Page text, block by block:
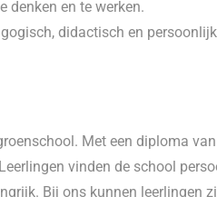
denken en te werken.
didactisch en
Met een diploma
vinden de school
Bij ons kunnen leerlingen